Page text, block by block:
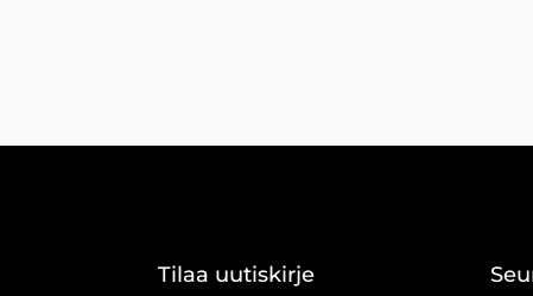
Tilaa uutiskirje